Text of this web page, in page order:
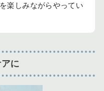
楽しみながらやってい
に